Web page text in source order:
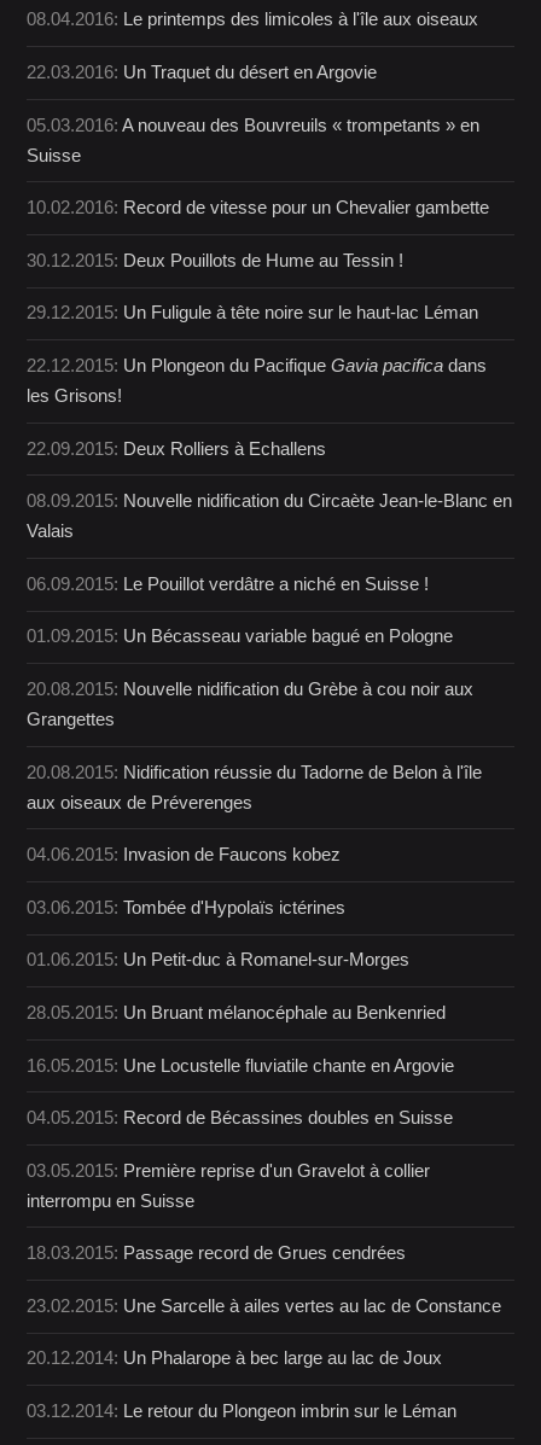
08.04.2016: Le printemps des limicoles à l'île aux oiseaux
22.03.2016: Un Traquet du désert en Argovie
05.03.2016:A nouveau des Bouvreuils « trompetants » en
Suisse
10.02.2016: Record de vitesse pour un Chevalier gambette
30.12.2015: Deux Pouillots de Hume au Tessin !
29.12.2015: Un Fuligule à tête noire sur le haut-lac Léman
22.12.2015: Un Plongeon du PacifiqueGavia pacifica dans
les Grisons!
22.09.2015: Deux Rolliers à Echallens
08.09.2015: Nouvelle nidification du Circaète Jean-le-Blanc en
Valais
06.09.2015: Le Pouillot verdâtre a niché en Suisse !
01.09.2015: Un Bécasseau variable bagué en Pologne
20.08.2015: Nouvelle nidification du Grèbe à cou noir aux
Grangettes
20.08.2015: Nidification réussie du Tadorne de Belon à l'île
aux oiseaux de Préverenges
04.06.2015: Invasion de Faucons kobez
03.06.2015:Tombée d'Hypolaïs ictérines
01.06.2015: Un Petit-duc à Romanel-sur-Morges
28.05.2015: Un Bruant mélanocéphale au Benkenried
16.05.2015: Une Locustelle fluviatile chante en Argovie
04.05.2015: Record de Bécassines doubles en Suisse
03.05.2015: Première reprise d'un Gravelot à collier
interrompu en Suisse
18.03.2015: Passage record de Grues cendrées
23.02.2015: Une Sarcelle à ailes vertes au lac de Constance
20.12.2014: Un Phalarope à bec large au lac de Joux
03.12.2014: Le retour du Plongeon imbrin sur le Léman